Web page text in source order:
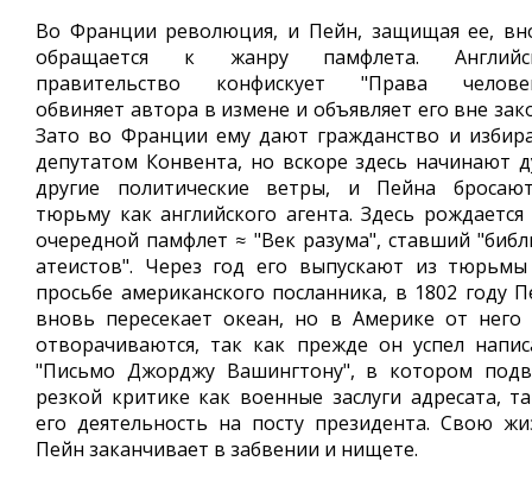
Во Франции революция, и Пейн, защищая ее,
обращается к жанру памфлета.
правительство конфискует "Права
обвиняет автора в измене и объявляет его вне
Зато во Франции ему дают гражданство и
депутатом Конвента, но вскоре здесь начинают
другие политические ветры, и Пейна
тюрьму как английского агента. Здесь рождается
очередной памфлет ≈ "Век разума", ставший
атеистов". Через год его выпускают из
просьбе американского посланника, в 1802 году
вновь пересекает океан, но в Америке от него
отворачиваются, так как прежде он успел
"Письмо Джорджу Вашингтону", в котором
резкой критике как военные заслуги адресата,
его деятельность на посту президента. Свою
Пейн заканчивает в забвении и нищете.